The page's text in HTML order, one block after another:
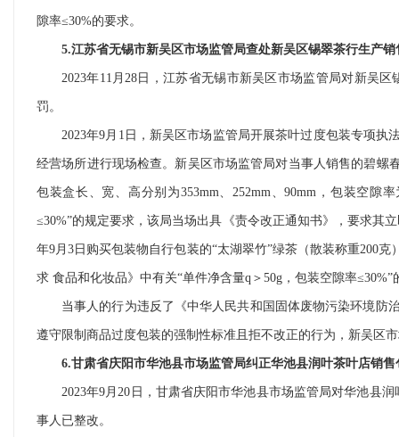
隙率≤30%的要求。
5.江苏省无锡市新吴区市场监管局查处新吴区锡翠茶行生产
2023年11月28日，江苏省无锡市新吴区市场监管局对新吴
罚。
2023年9月1日，新吴区市场监管局开展茶叶过度包装专项
经营场所进行现场检查。新吴区市场监管局对当事人销售的碧螺
包装盒长、宽、高分别为353mm、252mm、90mm，包装空隙
≤30%”的规定要求，该局当场出具《责令改正通知书》，要求其
年9月3日购买包装物自行包装的“太湖翠竹”绿茶（散装称重200
求 食品和化妆品》中有关“单件净含量q＞50g，包装空隙率≤30%”
当事人的行为违反了《中华人民共和国固体废物污染环境防
遵守限制商品过度包装的强制性标准且拒不改正的行为，新吴区
6.甘肃省庆阳市华池县市场监管局纠正华池县润叶茶叶店销
2023年9月20日，甘肃省庆阳市华池县市场监管局对华池县
事人已整改。